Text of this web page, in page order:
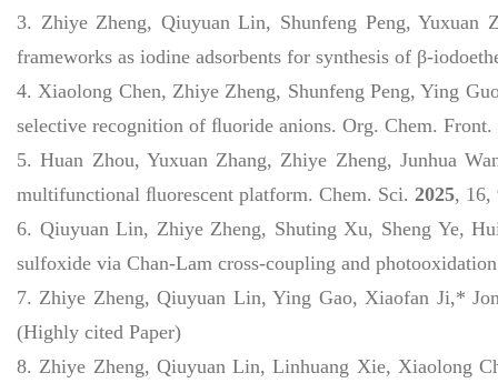
3. Zhiye Zheng, Qiuyuan Lin, Shunfeng Peng,
frameworks as iodine adsorbents for synthesis of β-
4. Xiaolong Chen, Zhiye Zheng, Shunfeng Peng, Ying
selective recognition of ﬂuoride anions. Org. Chem. Front.
5.Huan Zhou, Yuxuan Zhang, Zhiye Zheng, Junhua
multifunctional ﬂuorescent platform. Chem. Sci. 2025, 16,
6. Qiuyuan Lin, Zhiye Zheng, Shuting Xu, Sheng Ye,
sulfoxide via Chan-Lam cross-coupling and
7. Zhiye Zheng, Qiuyuan Lin, Ying Gao, Xiaofan Ji,*
(Highly cited Paper)
8. Zhiye Zheng, Qiuyuan Lin, Linhuang Xie, Xiaolong